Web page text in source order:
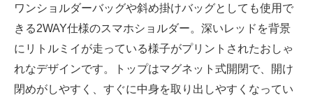
ワンショルダーバッグや斜め掛けバッグとしても使用で
きる2WAY仕様のスマホショルダー。深いレッドを背景
にリトルミイが走っている様子がプリントされたおしゃ
れなデザインです。トップはマグネット式開閉で、開け
閉めがしやすく、すぐに中身を取り出しやすくなってい